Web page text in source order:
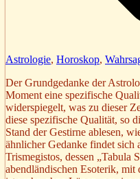
Astrologie, Horoskop,
Der Grundgedanke der
Moment eine spezifische
widerspiegelt, was zu dieser
diese spezifische Qualität, so
Stand der Gestirne ablesen,
ähnlicher Gedanke findet sich
Trismegistos, dessen „Tabula
abendländischen Esoterik,